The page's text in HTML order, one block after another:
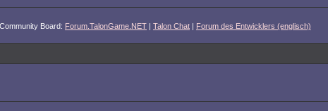
Board: Forum.TalonGame.NET | Talon Chat | Forum des Entwicklers (englisch)